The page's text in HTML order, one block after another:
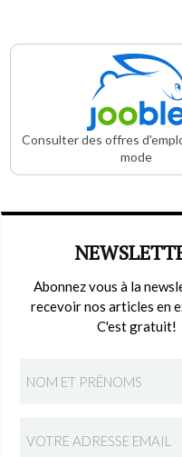
Consulter des offres
mode
Abonnez vous à la
recevoir nos articles en
C'est gratuit!